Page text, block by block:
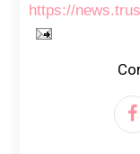
https://